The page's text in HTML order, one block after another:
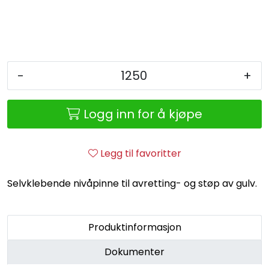
- +
Logg inn for å kjøpe
Legg til favoritter
Selvklebende nivåpinne til avretting- og støp av gulv.
Produktinformasjon
Dokumenter